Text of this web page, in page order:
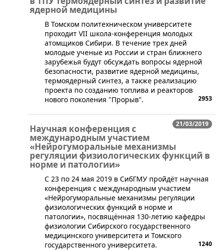
ядерной медицины
​В Томском политехническом университете
проходит VII школа-конференция молодых
атомщиков Сибири. В течение трех дней
молодые ученые из России и стран ближнего
зарубежья будут обсуждать вопросы ядерной
безопасности, развитие ядерной медицины,
термоядерный синтез, а также реализацию
проекта по созданию топлива и реакторов
нового поколения "Прорыв".
2953
21/03/2019
Научная конференция с
международным участием
«Нейрогуморальные механизмы
регуляции физиологических функций в
норме и патологии»
​С 23 по 24 мая 2019 в СибГМУ пройдёт научная
конференция с международным участием
«Нейрогуморальные механизмы регуляции
физиологических функций в норме и
патологии», посвящённая 130-летию кафедры
физиологии Сибирского государственного
медицинского университета и Томского
государственного университета.
1240